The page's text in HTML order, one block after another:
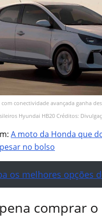
com conectividade avançada ganha
Hyundai HB20 Créditos:
A moto da Honda que
no bolso
os melhores opções
comprar